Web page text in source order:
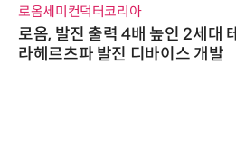
로옴세미컨덕터코리아
로옴, 발진 출력 4배 높인 2세대 테
라헤르츠파 발진 디바이스 개발